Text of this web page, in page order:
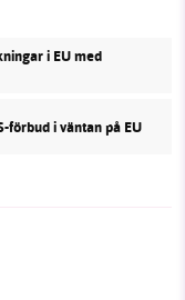
i EU med
förbud i väntan på EU